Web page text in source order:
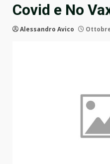
Covid e No
Alessandro Avico